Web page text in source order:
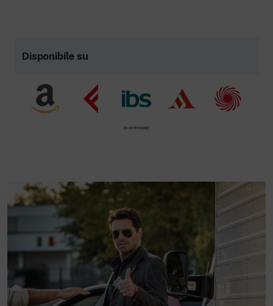
Disponibile su